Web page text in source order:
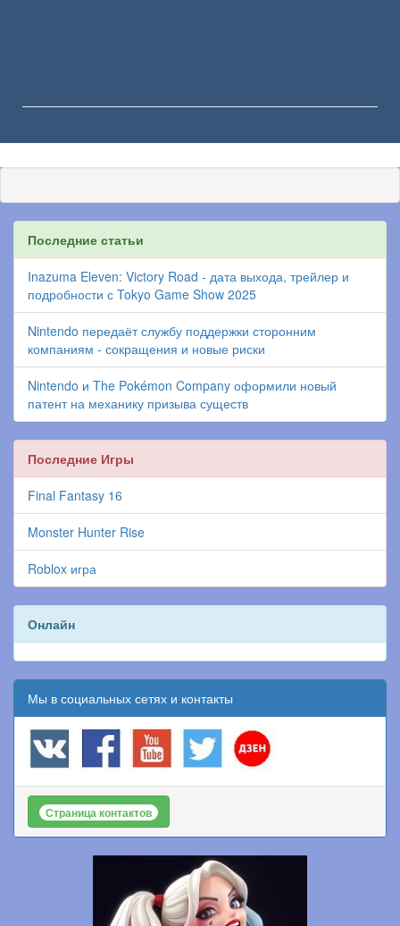
Последние статьи
Inazuma Eleven: Victory Road - дата выхода, трейлер и
подробности с Tokyo Game Show 2025
Nintendo передаёт службу поддержки сторонним
компаниям - сокращения и новые риски
Nintendo и The Pokémon Company оформили новый
патент на механику призыва существ
Последние Игры
Final Fantasy 16
Monster Hunter Rise
Roblox игра
Онлайн
Мы в социальных сетях и контакты
Страница контактов